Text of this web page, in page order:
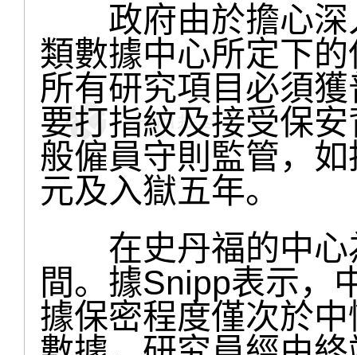
政府由於擔心深
類數據中心所定下
所有研究項目必須
要打指紋及接受保
般僱員守則監管，
元及入獄五年。
在史丹福的中心
間。據Snipp表示，
據保密程度僅次於